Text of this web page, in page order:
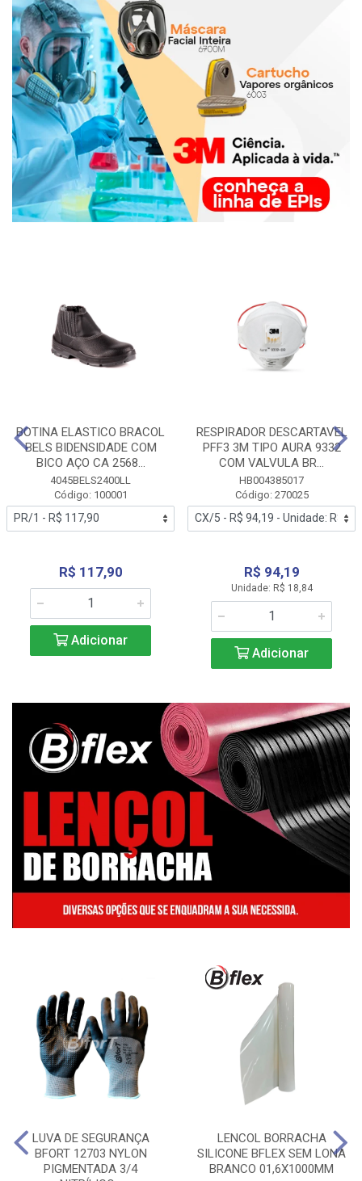
BOTINA ELASTICO BRACOL
BELS BIDENSIDADE COM
BICO AÇO CA 2568...
4045BELS2400LL
Código: 100001
R$ 117,90
Adicionar
RESPIRADOR DESCARTAVEL
PFF3 3M TIPO AURA 9332
COM VALVULA BR...
HB004385017
Código: 270025
R$ 94,19
Unidade: R$ 18,84
Adicionar
LUVA DE SEGURANÇA
BFORT 12703 NYLON
PIGMENTADA 3/4
LENCOL BORRACHA
SILICONE BFLEX SEM LONA
BRANCO 01,6X1000MM